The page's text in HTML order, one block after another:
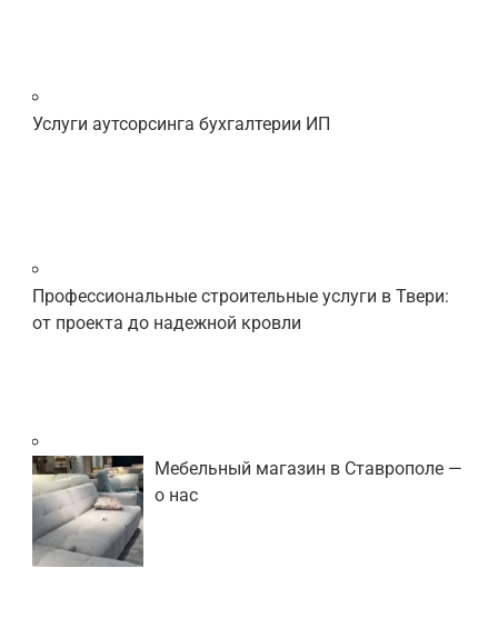
Услуги аутсорсинга бухгалтерии ИП
Профессиональные строительные услуги в Твери:
от проекта до надежной кровли
Мебельный магазин в Ставрополе —
о нас